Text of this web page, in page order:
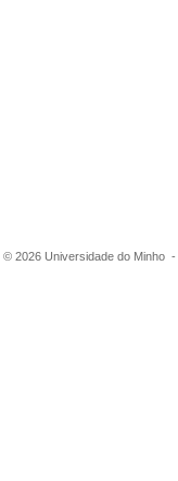
© 2026 Universidade do Minho -